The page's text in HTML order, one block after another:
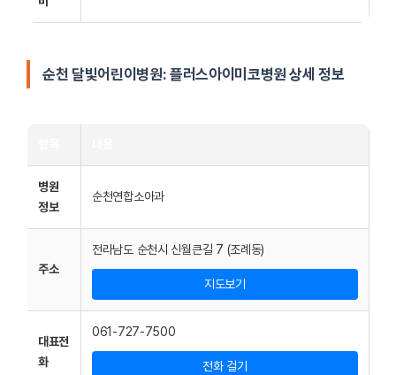
순천 달빛어린이병원: 플러스아이미코병원 상세 정보
병원
정보
순천연합소아과
주소
전라남도 순천시 신월큰길 7 (조례동)
지도보기
대표전
화
061-727-7500
전화 걸기